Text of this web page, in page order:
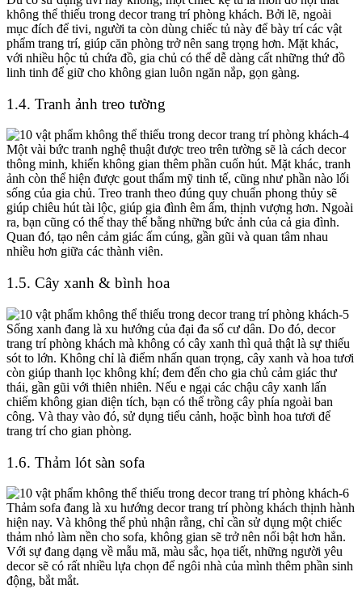
không thể thiếu trong decor trang trí phòng khách. Bởi lẽ, ngoài
mục đích để tivi, người ta còn dùng chiếc tủ này để bày trí các vật
phẩm trang trí, giúp căn phòng trở nên sang trọng hơn. Mặt khác,
với nhiều hộc tủ chứa đồ, gia chủ có thể dễ dàng cất những thứ đồ
linh tinh để giữ cho không gian luôn ngăn nắp, gọn gàng.
1.4. Tranh ảnh treo tường
Một vài bức tranh nghệ thuật được treo trên tường sẽ là cách decor
thông minh, khiến không gian thêm phần cuốn hút. Mặt khác, tranh
ảnh còn thể hiện được gout thẩm mỹ tinh tế, cũng như phần nào lối
sống của gia chủ. Treo tranh theo đúng quy chuẩn phong thủy sẽ
giúp chiêu hút tài lộc, giúp gia đình êm ấm, thịnh vượng hơn. Ngoài
ra, bạn cũng có thể thay thế bằng những bức ảnh của cả gia đình.
Quan đó, tạo nên cảm giác ấm cúng, gần gũi và quan tâm nhau
nhiều hơn giữa các thành viên.
1.5. Cây xanh & bình hoa
Sống xanh đang là xu hướng của đại đa số cư dân. Do đó, decor
trang trí phòng khách mà không có cây xanh thì quả thật là sự thiếu
sót to lớn. Không chỉ là điểm nhấn quan trọng, cây xanh và hoa tươi
còn giúp thanh lọc không khí; đem đến cho gia chủ cảm giác thư
thái, gần gũi với thiên nhiên. Nếu e ngại các chậu cây xanh lấn
chiếm không gian diện tích, bạn có thể trồng cây phía ngoài ban
công. Và thay vào đó, sử dụng tiểu cảnh, hoặc bình hoa tươi để
trang trí cho gian phòng.
1.6. Thảm lót sàn sofa
Thảm sofa đang là xu hướng decor trang trí phòng khách thịnh hành
hiện nay. Và không thể phủ nhận rằng, chỉ cần sử dụng một chiếc
thảm nhỏ làm nền cho sofa, không gian sẽ trở nên nổi bật hơn hẳn.
Với sự đang dạng về mẫu mã, màu sắc, họa tiết, những người yêu
decor sẽ có rất nhiều lựa chọn để ngôi nhà của mình thêm phần sinh
động, bắt mắt.